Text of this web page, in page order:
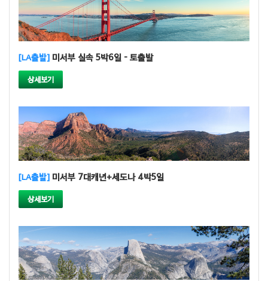
[LA출발] 미서부 실속 5박6일 - 토출발
상세보기
[LA출발] 미서부 7대캐년+세도나 4박5일
상세보기